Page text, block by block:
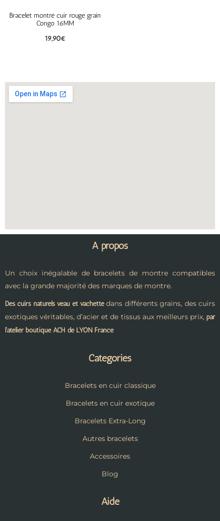
Bracelet montre cuir rouge grain
Congo 16MM
19,90€
A propos
Un choix inégalable de bracelets de montre compatibles
avec la grande majorité des marques de montre.
Des cuirs naturels veau et vachettedans différents grains, des cuirs
exotiques véritables, d’acier et de tissus aux meilleurs prix, par
l’atelier boutique ACH de LYON France
Catégories
Bracelets en cuir classique
Bracelets en cuir exotique
Bracelets Extra-Long
Autres bracelets
Accessoires
Blog
Aide